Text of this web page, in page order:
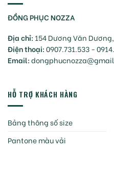
ĐỒNG PHỤC NOZZA
Địa chỉ: 154 Dương Văn Dương,
Điện thoại:0907.731.533 -
Email:
HỖ TRỢ KHÁCH HÀNG
Bảng thông số size
Pantone màu vải